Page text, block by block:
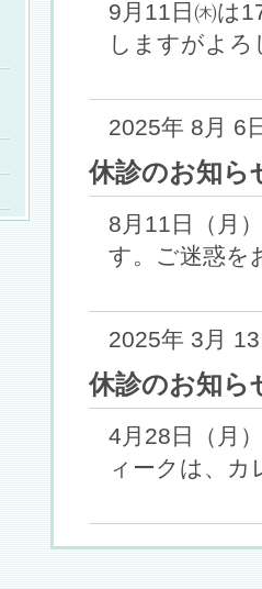
9月11日㈭は
しますがよろ
2025年 8月 6
休診のお知ら
8月11日（月
す。ご迷惑を
2025年 3月
休診のお知ら
4月28日（月
ィークは、カ